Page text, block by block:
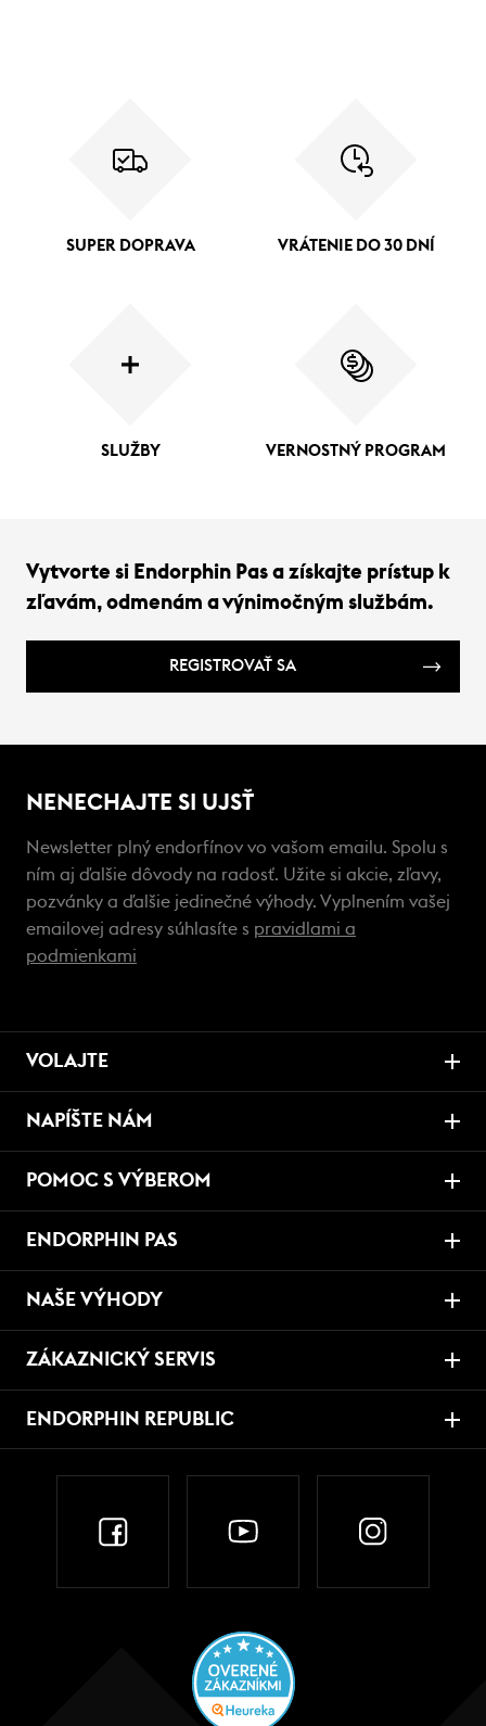
SUPER DOPRAVA VRÁTENIE DO 30 DNÍ
SLUŽBY VERNOSTNÝ PROGRAM
Vytvorte si Endorphin Pas a získajte prístup k
zľavám, odmenám a výnimočným službám.
REGISTROVAŤ SA
NENECHAJTE SI UJSŤ
Newsletter plný endorfínov vo vašom emailu. Spolu s
ním aj ďalšie dôvody na radosť. Užite si akcie, zľavy,
pozvánky a ďalšie jedinečné výhody. Vyplnením vašej
emailovej adresy súhlasíte s pravidlami a
podmienkami
VOLAJTE
NAPÍŠTE NÁM
POMOC S VÝBEROM
ENDORPHIN PAS
NAŠE VÝHODY
ZÁKAZNICKÝ SERVIS
ENDORPHIN REPUBLIC